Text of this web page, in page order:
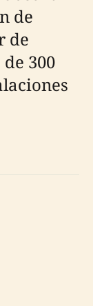
de
de
300